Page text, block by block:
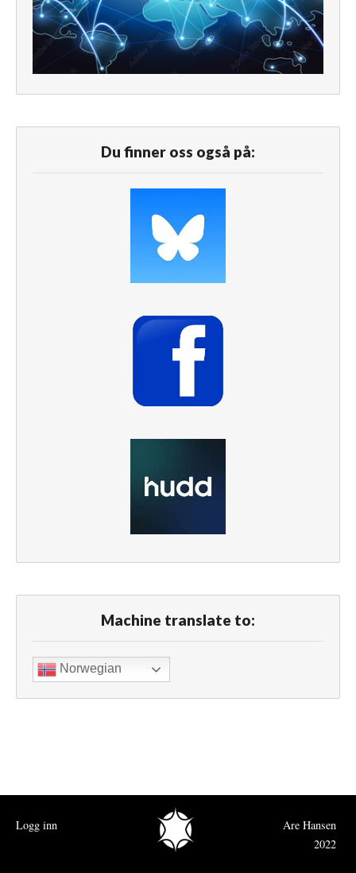
Du finner oss også på:
Machine translate to:
Norwegian
Logg inn
Are Hansen
2022